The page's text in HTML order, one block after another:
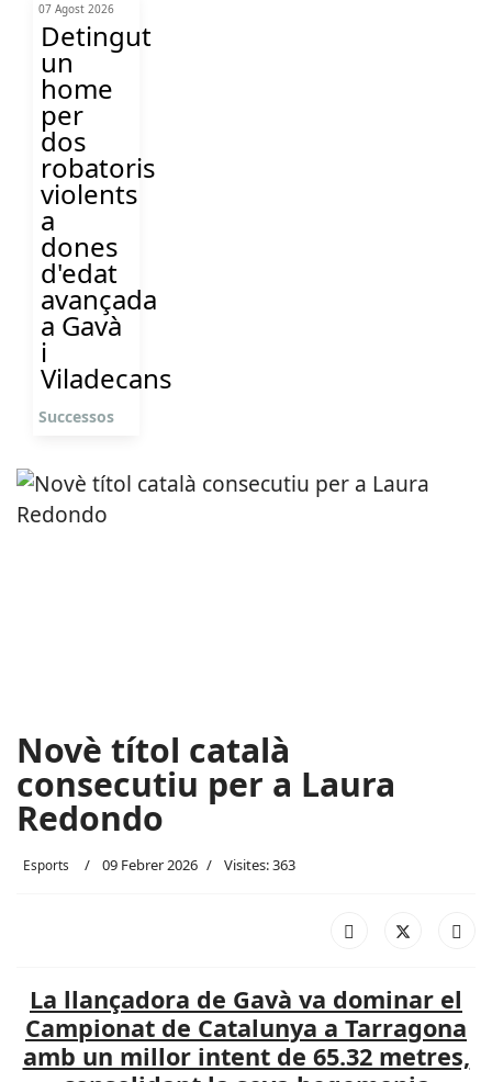
07 Agost 2026
Detingut
un
home
per
dos
robatoris
violents
a
dones
d'edat
avançada
a Gavà
i
Viladecans
Successos
Novè títol català
consecutiu per a Laura
Redondo
Esports 09 Febrer 2026 Visites: 363
La llançadora de Gavà va dominar el
Campionat de Catalunya a Tarragona
amb un millor intent de 65.32 metres,